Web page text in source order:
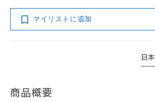
マイリストに追加
日
商品概要